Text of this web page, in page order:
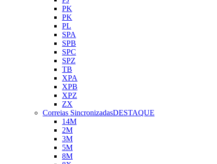
PK
PK
PL
SPA
SPB
SPC
SPZ
TB
XPA
XPB
XPZ
ZX
Correias SincronizadasDESTAQUE
14M
2M
3M
5M
8M